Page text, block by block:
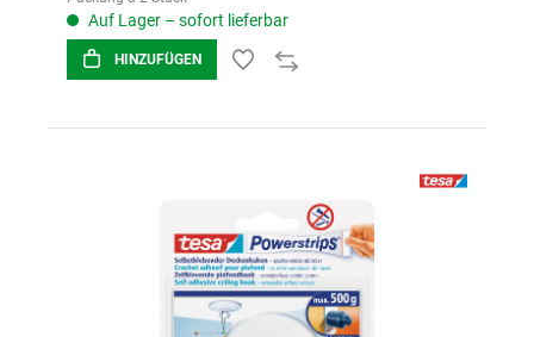
Auf Lager – sofort lieferbar
HINZUFÜGEN